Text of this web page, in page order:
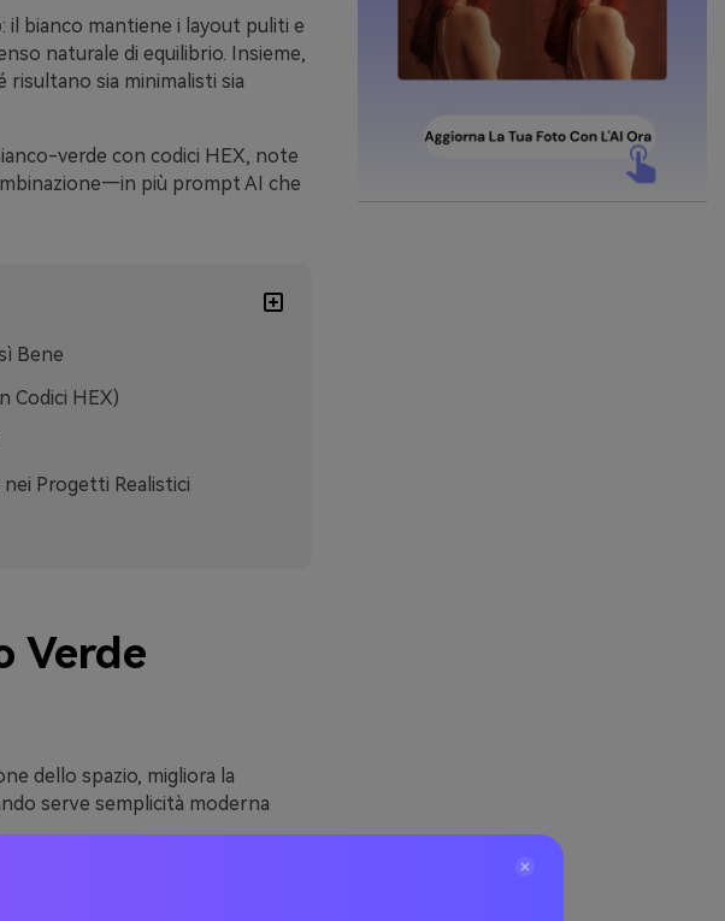
il bianco mantiene i layout puliti e
naturale di equilibrio. Insieme,
sia minimalisti sia
verde con codici HEX, note
più prompt AI che
Bene
Codici HEX)
Progetti Realistici
Verde
dello spazio, migliora la
serve semplicità moderna
risultano raffinati e silenziosi,